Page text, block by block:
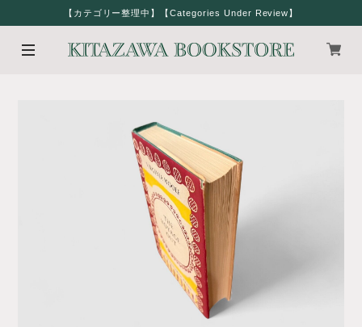
【カテゴリー整理中】【Categories Under Review】